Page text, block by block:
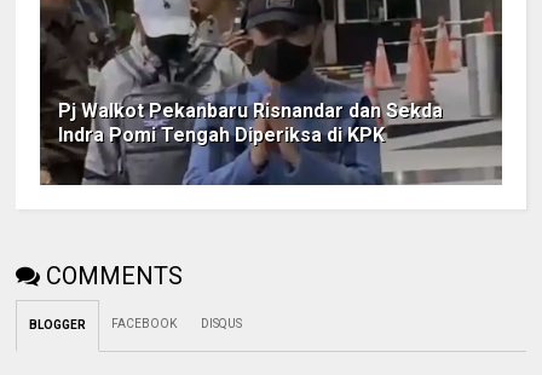
Pj Walkot Pekanbaru Risnandar dan Sekda
Indra Pomi Tengah Diperiksa di KPK
COMMENTS
BLOGGER FACEBOOK DISQUS